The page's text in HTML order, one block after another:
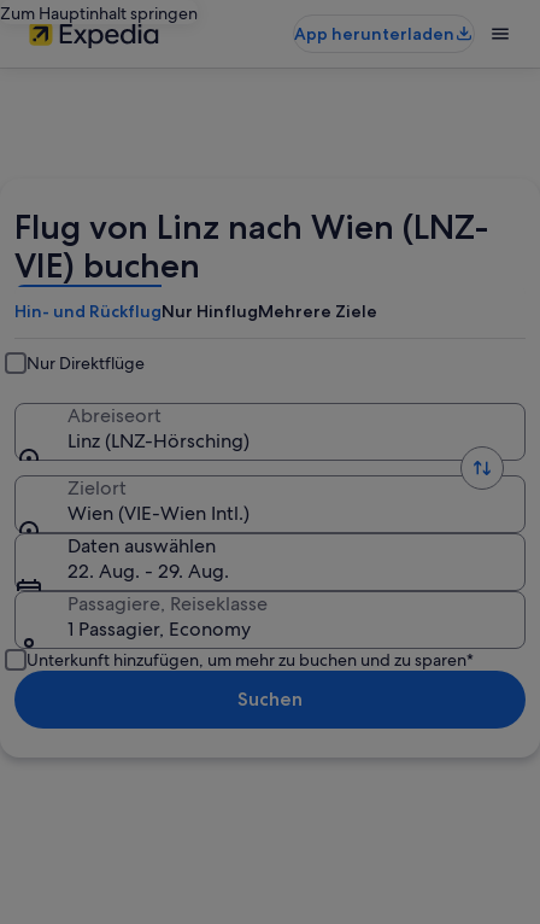
Zum Hauptinhalt springen
App herunterladen
Flug von Linz nach Wien (LNZ-
VIE) buchen
Hin- und RückflugNur HinflugMehrere Ziele
Nur Direktflüge
Abreiseort
Linz (LNZ-Hörsching)
Zielort
Wien (VIE-Wien Intl.)
Daten auswählen
22. Aug. - 29. Aug.
Passagiere, Reiseklasse
1 Passagier, Economy
Unterkunft hinzufügen, um mehr zu buchen und zu sparen*
Suchen